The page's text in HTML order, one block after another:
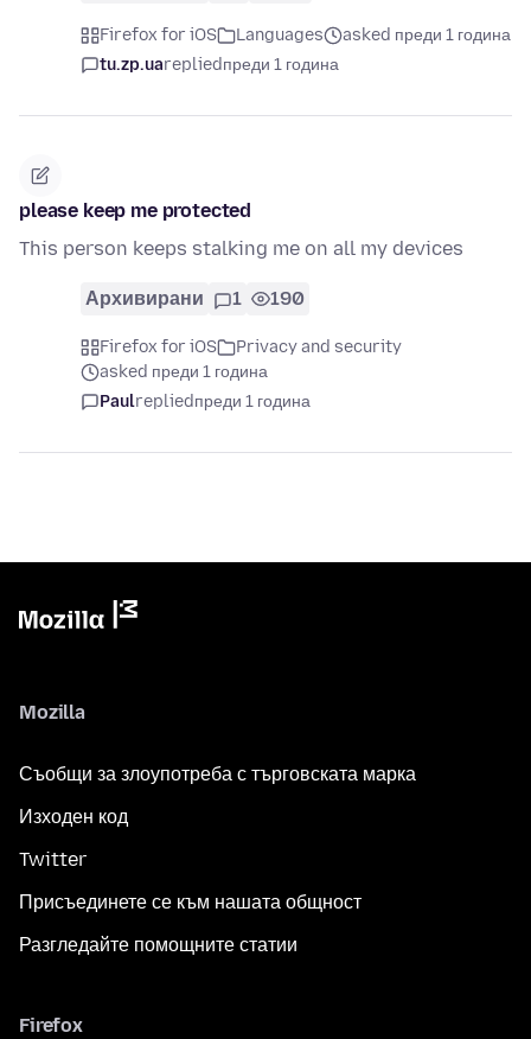
Firefox for iOS Languages
asked преди 1 година
tu.zp.uarepliedпреди 1 година
please keep me protected
This person keeps stalking me on all my devices
Архивирани 1 190
Firefox for iOS
Privacy and security
asked преди 1 година
Paulrepliedпреди 1 година
Mozilla
Съобщи за злоупотреба с търговската марка
Изходен код
Twitter
Присъединете се към нашата общност
Разгледайте помощните статии
Firefox